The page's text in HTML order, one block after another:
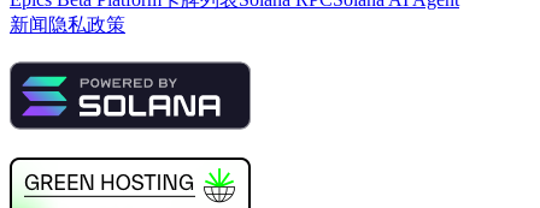
新闻 隐私政策